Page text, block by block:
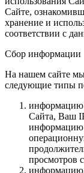
Сайте,
хранение и
соответствии с
Сбор информации
На нашем сайте мы
следующие типы
информацию
Сайта, Ваш
информацию
просмотров